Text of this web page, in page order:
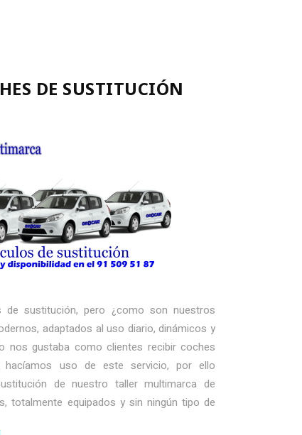
DE SUSTITUCIÓN
sustitución, pero ¿como son nuestros
adaptados al uso diario, dinámicos y
nos gustaba como clientes recibir coches
uso de este servicio, por ello
de nuestro taller multimarca de
totalmente equipados y sin ningún tipo de